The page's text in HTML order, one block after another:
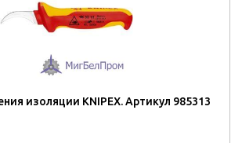
изоляции KNIPEX. Артикул 985313